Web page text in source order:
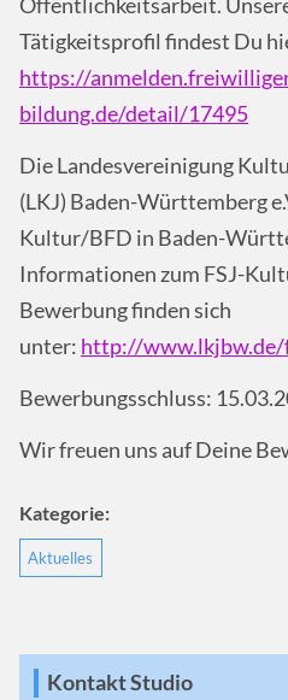
Öffentlichkeitsarbeit.
Tätigkeitsprofil findest Du
https://
bildung.de/detail/17495
Die Landesvereinigung
(LKJ) Baden-Württemberg
Kultur/BFD in Baden-
Informationen zum FSJ-
Bewerbung finden sich
unter: http://
Bewerbungsschluss:
Wir freuen uns auf Deine
Kategorie:
Aktuelles
Kontakt Studio